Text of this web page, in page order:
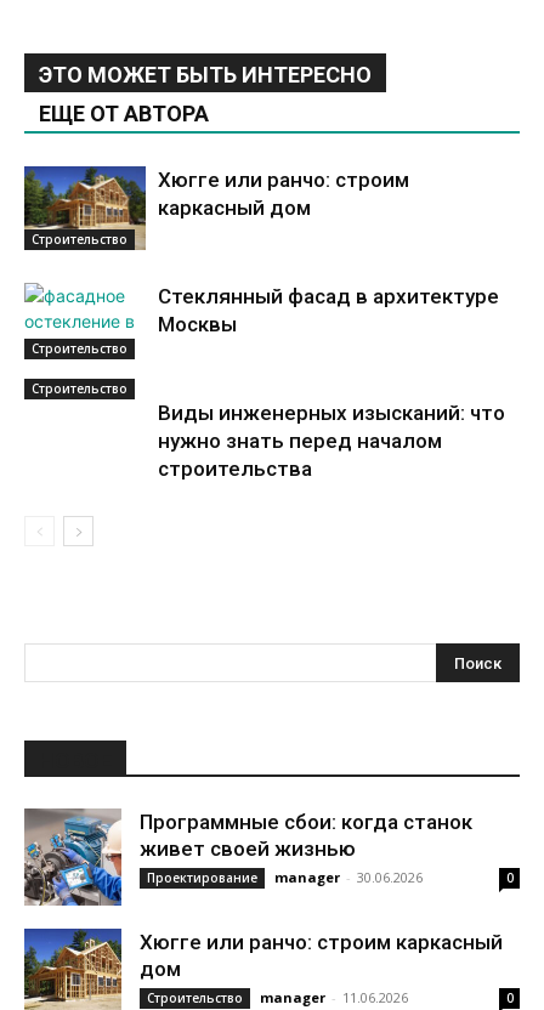
ЭТО МОЖЕТ БЫТЬ ИНТЕРЕСНО
ЕЩЕ ОТ АВТОРА
Строительство
Хюгге или ранчо: строим
каркасный дом
Строительство
Стеклянный фасад в архитектуре
Москвы
Строительство
Виды инженерных изысканий: что
нужно знать перед началом
строительства
Программные сбои: когда станок
живет своей жизнью
Проектирование manager - 30.06.2026 0
Хюгге или ранчо: строим каркасный
дом
Строительство manager - 11.06.2026 0